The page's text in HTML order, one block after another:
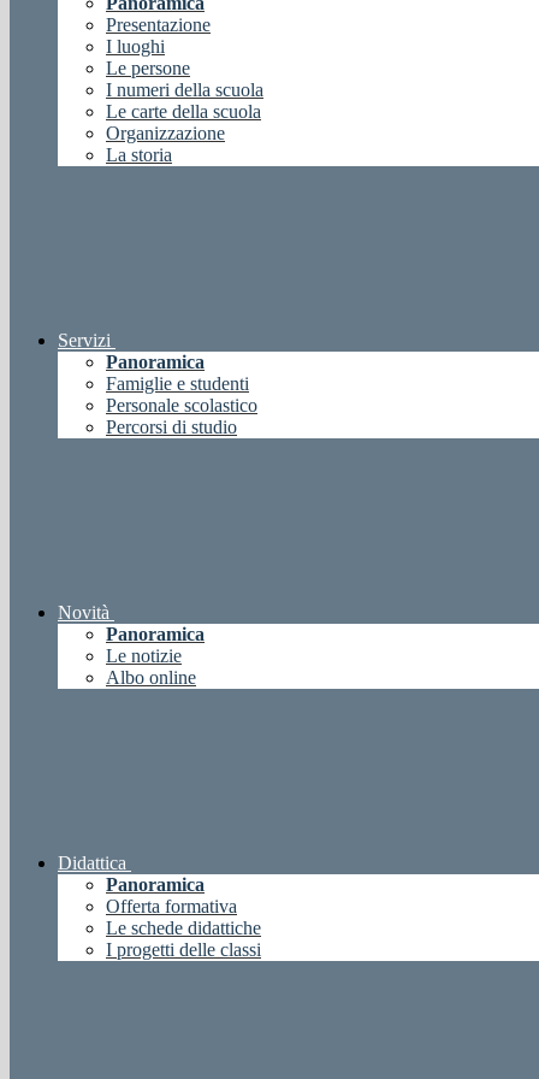
Presentazione
I luoghi
Le persone
I numeri della scuola
Le carte della scuola
Organizzazione
La storia
Servizi
Panoramica
Famiglie e studenti
Personale scolastico
Percorsi di studio
Novità
Panoramica
Le notizie
Albo online
Didattica
Panoramica
Offerta formativa
Le schede didattiche
I progetti delle classi